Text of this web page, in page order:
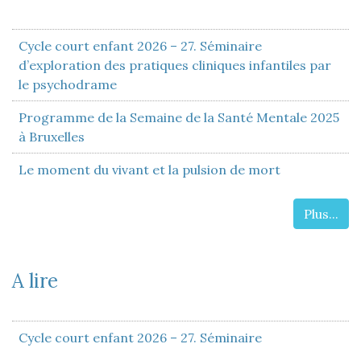
Cycle court enfant 2026 – 27. Séminaire
d’exploration des pratiques cliniques infantiles par
le psychodrame
Programme de la Semaine de la Santé Mentale 2025
à Bruxelles
Le moment du vivant et la pulsion de mort
Plus...
A lire
Cycle court enfant 2026 – 27. Séminaire